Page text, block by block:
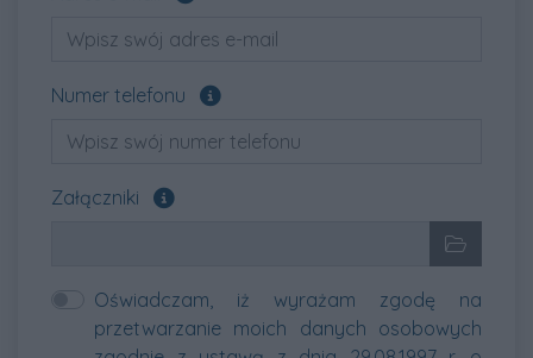
Numer telefonu Pole opcjonalne
Załączniki Załącz pliki, które chcesz wysłać. Pole
Wybierz
Oświadczam, iż wyrażam zgodę na
przetwarzanie moich danych osobowych